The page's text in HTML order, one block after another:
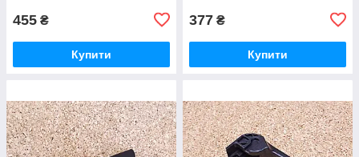
455 ₴
Купити
377 ₴
Купити